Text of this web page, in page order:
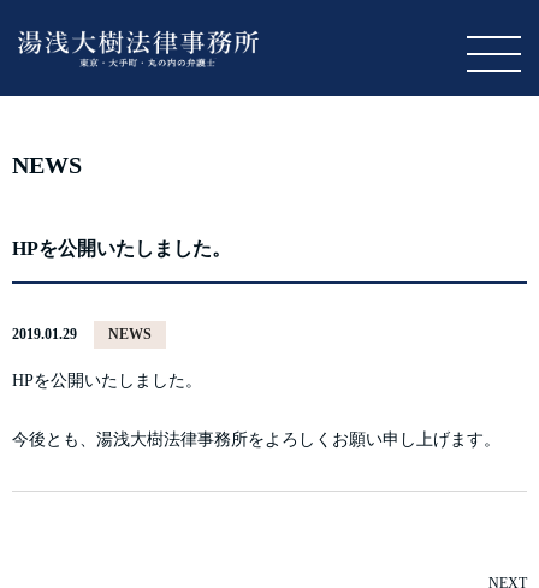
NEWS
HPを公開いたしました。
2019.01.29 NEWS
HPを公開いたしました。
今後とも、湯浅大樹法律事務所をよろしくお願い申し上げます。
NEXT